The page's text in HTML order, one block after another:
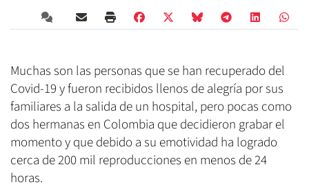
Muchas son las personas que se han recuperado del
Covid-19 y fueron recibidos llenos de alegría por sus
familiares a la salida de un hospital, pero pocas como
dos hermanas en Colombia que decidieron grabar el
momento y que debido a su emotividad ha logrado
cerca de 200 mil reproducciones en menos de 24
horas.